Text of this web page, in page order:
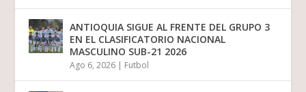
ANTIOQUIA SIGUE AL FRENTE DEL GRUPO 3
EN EL CLASIFICATORIO NACIONAL
MASCULINO SUB-21 2026
Ago 6, 2026 | Futbol